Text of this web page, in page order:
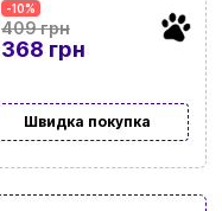
-10%
409 грн
368 грн
Швидка покупка